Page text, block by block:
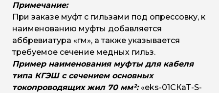
Примечание:
При заказе муфт с гильзами под опрессовку, к
наименованию муфты добавляется
аббревиатура «гм», а также указывается
требуемое сечение медных гильз.
Пример наименования муфты для кабеля
типа КГЭШ с сечением основных
токопроводящих жил 70 мм²: «eks-01СКаТ-S-